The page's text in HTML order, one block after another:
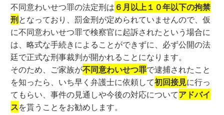
不同意わいせつ罪の法定刑は ６月以上１０年以下の拘禁
刑となっており、罰金刑が定められていませんので、仮
に不同意わいせつ罪で検察官に起訴されたという場合に
は、略式な手続きによることができずに、必ず公開の法
廷で正式な刑事裁判が開かれることになります。
そのため、ご家族が不同意わいせつ罪で逮捕されたこと
を知ったら、いち早く弁護士に依頼して初回接見に行っ
てもらい、事件の見通しや今後の対応についてアドバイ
スを貰うことをお勧めします。